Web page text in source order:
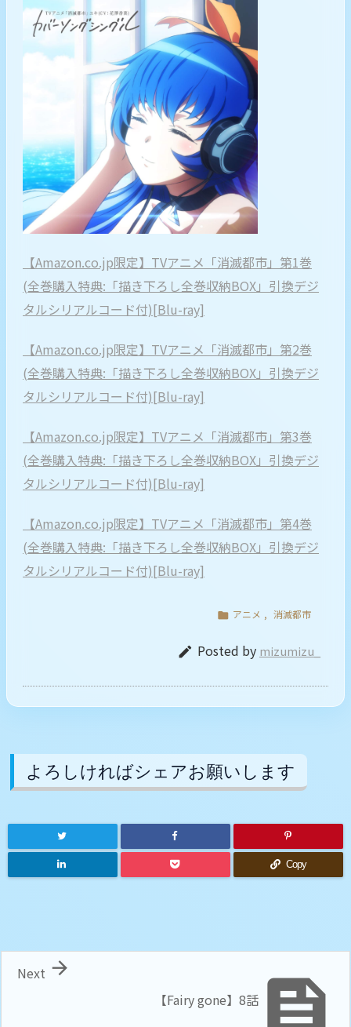
【Amazon.co.jp限定】TVアニメ「消滅都市」第1巻
(全巻購入特典:「描き下ろし全巻収納BOX」引換デジ
タルシリアルコード付)[Blu-ray]
【Amazon.co.jp限定】TVアニメ「消滅都市」第2巻
(全巻購入特典:「描き下ろし全巻収納BOX」引換デジ
タルシリアルコード付)[Blu-ray]
【Amazon.co.jp限定】TVアニメ「消滅都市」第3巻
(全巻購入特典:「描き下ろし全巻収納BOX」引換デジ
タルシリアルコード付)[Blu-ray]
【Amazon.co.jp限定】TVアニメ「消滅都市」第4巻
(全巻購入特典:「描き下ろし全巻収納BOX」引換デジ
タルシリアルコード付)[Blu-ray]
 アニメ , 消滅都市
 Posted by mizumizu_
よろしければシェアお願いします
Copy

【Fairy gone】8話

Next